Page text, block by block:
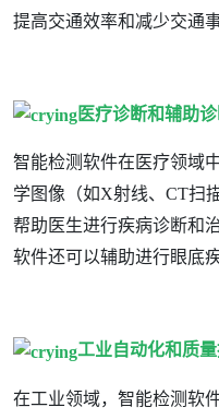
提高交通效率和减少交通事
医疗诊断和辅助
智能检测软件在医疗领域
学图像（如X射线、CT扫
帮助医生进行疾病诊断和
软件还可以辅助进行眼底
工业自动化和质量
在工业领域，智能检测软